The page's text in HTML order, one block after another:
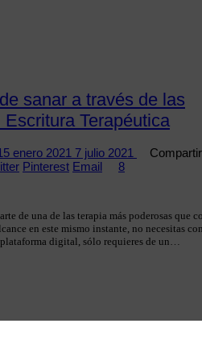
sanar a través de las
Escritura Terapéutica
enero 2021 7 julio 2021
Compartir
Pinterest Email 8
de una de las terapia más poderosas que
en este mismo instante, no necesitas
digital, sólo requieres de un…